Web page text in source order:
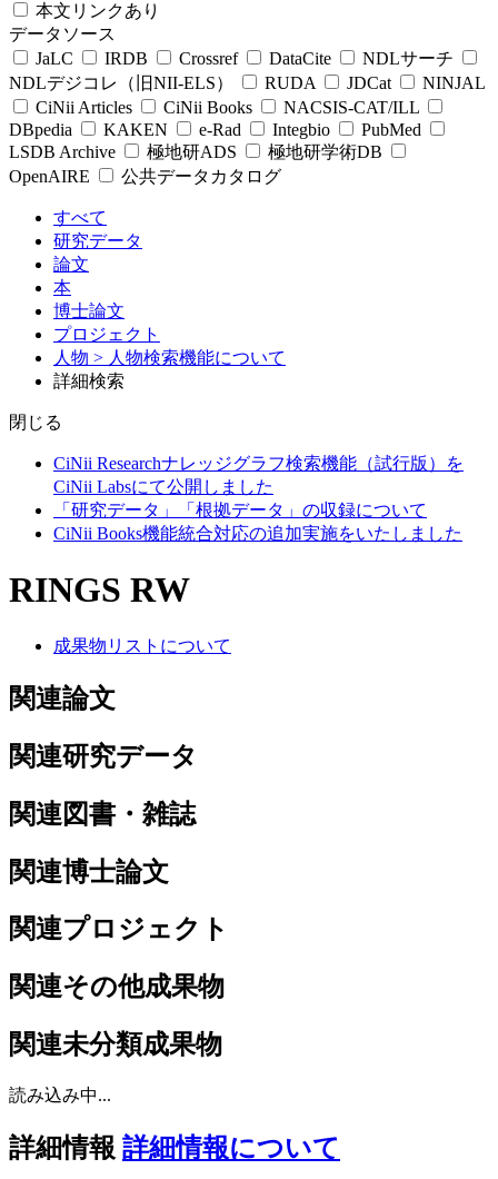
本文リンクあり
データソース
JaLC
IRDB Crossref DataCite
NDLサーチ
NDLデジコレ（旧NII-ELS）
RUDA JDCat
NINJAL
CiNii Articles
CiNii Books
NACSIS-CAT/ILL
DBpedia
KAKEN e-Rad Integbio
PubMed
LSDB Archive
極地研ADS
極地研学術DB
OpenAIRE
公共データカタログ
すべて
研究データ
論文
本
博士論文
プロジェクト
人物 > 人物検索機能について
詳細検索
閉じる
CiNii Researchナレッジグラフ検索機能（試行版）を
CiNii Labsにて公開しました
「研究データ」「根拠データ」の収録について
CiNii Books機能統合対応の追加実施をいたしました
RINGS RW
成果物リストについて
関連論文
関連研究データ
関連図書・雑誌
関連博士論文
関連プロジェクト
関連その他成果物
関連未分類成果物
読み込み中...
詳細情報 詳細情報について